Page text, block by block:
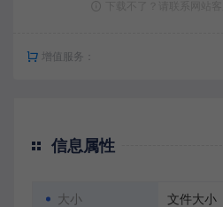
增值服务：
信息属性
大小 文件大小